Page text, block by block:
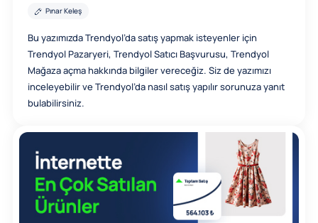
Pınar Keleş
Bu yazımızda Trendyol’da satış yapmak isteyenler için
Trendyol Pazaryeri, Trendyol Satıcı Başvurusu, Trendyol
Mağaza açma hakkında bilgiler vereceğiz. Siz de yazımızı
inceleyebilir ve Trendyol’da nasıl satış yapılır sorunuza yanıt
bulabilirsiniz.